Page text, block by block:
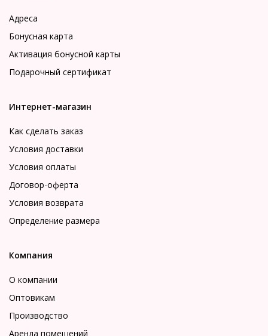
Адреса
Бонусная карта
Активация бонусной карты
Подарочный сертификат
Интернет-магазин
Как сделать заказ
Условия доставки
Условия оплаты
Договор-оферта
Условия возврата
Определение размера
Компания
О компании
Оптовикам
Производство
Аренда помещений